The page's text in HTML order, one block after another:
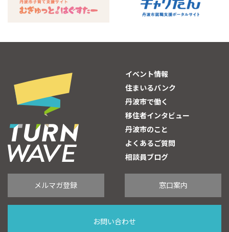
イベント情報
住まいるバンク
丹波市で働く
移住者インタビュー
丹波市のこと
よくあるご質問
相談員ブログ
メルマガ登録 窓口案内
お問い合わせ